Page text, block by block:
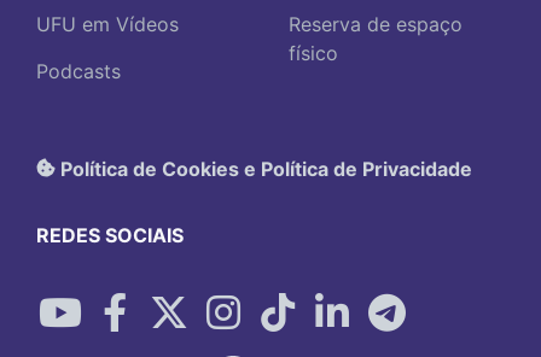
UFU em Vídeos
Podcasts
Reserva de espaço
físico
Política de Cookies e Política de Privacidade
REDES SOCIAIS